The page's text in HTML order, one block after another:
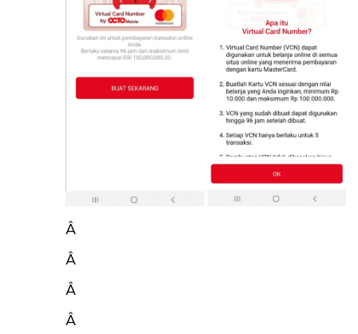
Â
Â
Â
Â